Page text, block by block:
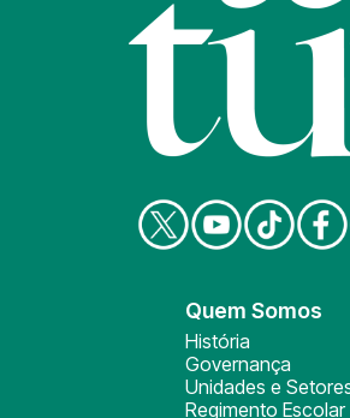
Quem Somos
História
Governança
Unidades e
Regimento Escolar